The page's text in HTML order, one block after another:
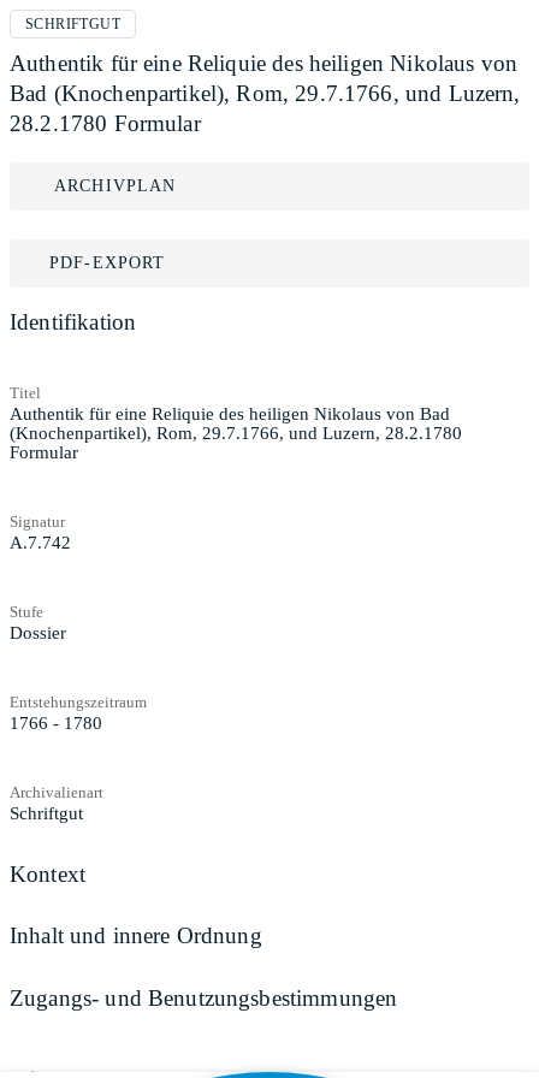
SCHRIFTGUT
Authentik für eine Reliquie des heiligen Nikolaus von
Bad (Knochenpartikel), Rom, 29.7.1766, und Luzern,
28.2.1780 Formular
ARCHIVPLAN
PDF-EXPORT
Identifikation
Titel
Authentik für eine Reliquie des heiligen Nikolaus von Bad
(Knochenpartikel), Rom, 29.7.1766, und Luzern, 28.2.1780
Formular
Signatur
A.7.742
Stufe
Dossier
Entstehungszeitraum
1766 - 1780
Archivalienart
Schriftgut
Kontext
Inhalt und innere Ordnung
Zugangs- und Benutzungsbestimmungen